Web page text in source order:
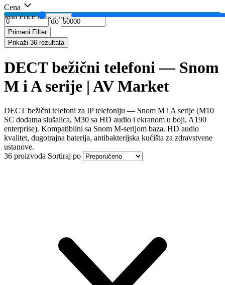
Cena
Min Price Max Price
do
Primeni Filter
Prikaži 36 rezultata
DECT bežični telefoni — Snom
M i A serije | AV Market
DECT bežični telefoni za IP telefoniju — Snom M i A serije (M10
SC dodatna slušalica, M30 sa HD audio i ekranom u boji, A190
enterprise). Kompatibilni sa Snom M-serijom baza. HD audio
kvalitet, dugotrajna baterija, antibakterijska kućišta za zdravstvene
ustanove.
36 proizvoda Sortiraj po